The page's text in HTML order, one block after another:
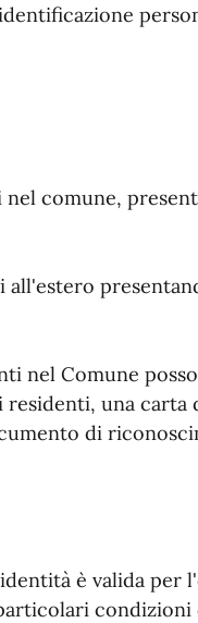
comune,
nel Comune
una carta
di
è valida per